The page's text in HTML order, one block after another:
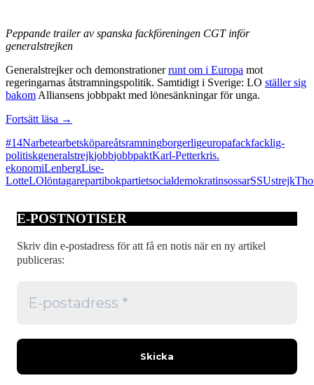
Peppande trailer av spanska fackföreningen CGT inför
generalstrejken
Generalstrejker och demonstrationerrunt om i Europa mot
regeringarnas åtstramningspolitik. Samtidigt i Sverige: LO ställer sig
bakom Alliansens jobbpakt med lönesänkningar för unga.
Fortsätt läsa Facklig-
samverkan
→
#14Narbetearbetsköpareåtsramningborgerligeuropafackfacklig-
politiskgeneralstrejkjobbjobbpaktKarl-Petterkris.
ekonomiLenbergLise-
LotteLOlöntagarepartibokpartietsocialdemokratinsossarSSUstrejk
E-POSTNOTISER
Skriv din e-postadress för att få en notis när en ny artikel
publiceras: